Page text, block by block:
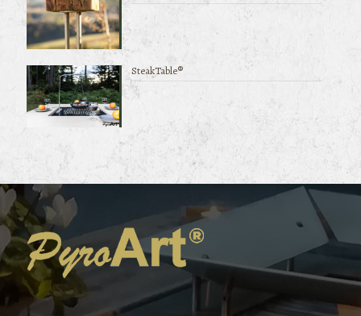
SteakTable®